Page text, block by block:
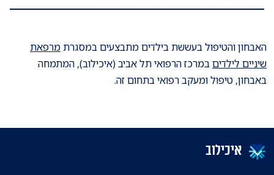
האבחון והטיפול בעששת בילדים מתבצעים במסגרתמרפאת
שיניים לילדיםבמרכז הרפואי תל אביב (איכילוב), המתמחה
באבחון, טיפול ומעקב רפואי בתחום זה.
איכילוב